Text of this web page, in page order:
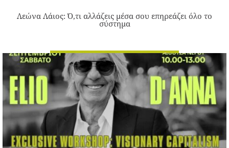
Λεώνα Λάιος: Ό,τι αλλάζεις μέσα σου επηρεάζει όλο το
σύστημα